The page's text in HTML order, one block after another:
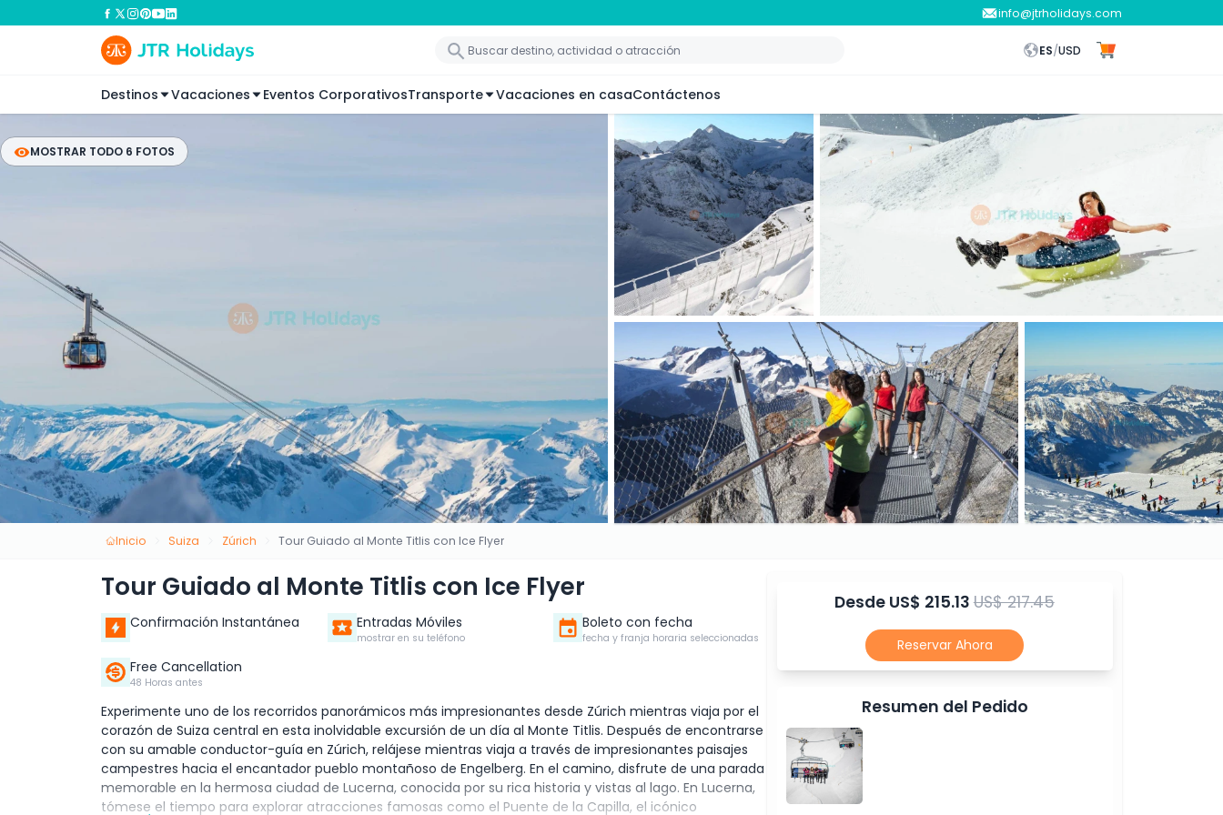
info@jtrholidays.com
ES/USD
Destinos Vacaciones Eventos CorporativosTransporte Vacaciones en casaContáctenos
MOSTRAR TODO 6 FOTOS
Inicio Suiza Zúrich Tour Guiado al Monte Titlis con Ice Flyer
Tour Guiado al Monte Titlis con Ice Flyer
Confirmación Instantánea Entradas Móviles
mostrar en su teléfono
Boleto con fecha
fecha y franja horaria seleccionadas
Free Cancellation
48 Horas antes
Experimente uno de los recorridos panorámicos más impresionantes desde Zúrich mientras viaja por el
corazón de Suiza central en esta inolvidable excursión de un día al Monte Titlis. Después de encontrarse
con su amable conductor-guía en Zúrich, relájese mientras viaja a través de impresionantes paisajes
campestres hacia el encantador pueblo montañoso de Engelberg. En el camino, disfrute de una parada
memorable en la hermosa ciudad de Lucerna, conocida por su rica historia y vistas al lago. En Lucerna,
tómese el tiempo para explorar atracciones famosas como el Puente de la Capilla, el icónico
Desde US$ 215.13US$ 217.45
Reservar Ahora
Resumen del Pedido